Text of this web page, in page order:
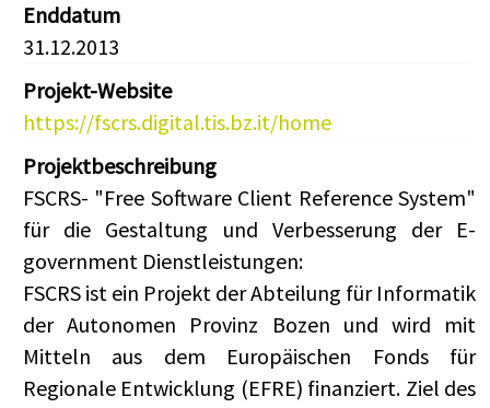
Enddatum
31.12.2013
Projekt-Website
https://fscrs.digital.tis.bz.it/home
Projektbeschreibung
FSCRS- "Free Software Client Reference System"
für die Gestaltung und Verbesserung der E-
government Dienstleistungen:
FSCRS ist ein Projekt der Abteilung für Informatik
der Autonomen Provinz Bozen und wird mit
Mitteln aus dem Europäischen Fonds für
Regionale Entwicklung (EFRE) finanziert. Ziel des